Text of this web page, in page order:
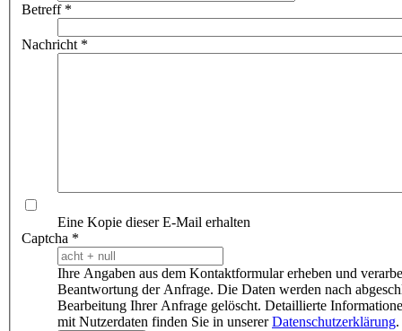
Betreff*
Nachricht*
Eine Kopie dieser E-Mail erhalten
Captcha *
Ihre Angaben aus dem Kontaktformular erheben und
Beantwortung der Anfrage. Die Daten werden nach
Bearbeitung Ihrer Anfrage gelöscht. Detaillierte
mit Nutzerdaten finden Sie in unsererDatenschutzerklärung.